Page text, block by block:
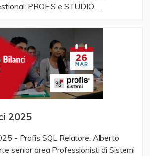
PROFIS e STUDIO ...
2025
- Profis SQL Relatore: Alberto
senior area Professionisti di Sistemi